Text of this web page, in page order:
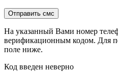
На указанный Вами номер
верификационным кодом. Для
поле ниже.
Код введен неверно